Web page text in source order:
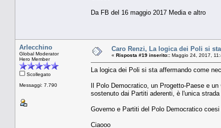
Da FB del 16 maggio 2017 Media e altro
Arlecchino
Global Moderator
Hero Member
Scollegato
Messaggi: 7.790
Caro Renzi, La logica dei Poli si
« Risposta #19 inserito:: Maggio 24, 2017,
La logica dei Poli si sta affermando come
Il Polo Democratico, un Progetto-Paese e
sostenuto dai Partiti aderenti, è l'unica strada
Governo e Partiti del Polo Democratico
Ciaooo